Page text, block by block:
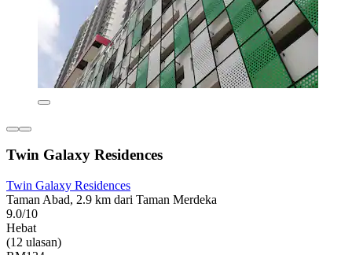
Twin Galaxy Residences
Twin Galaxy Residences
Taman Abad, 2.9 km dari Taman Merdeka
9.0/10
Hebat
(12 ulasan)